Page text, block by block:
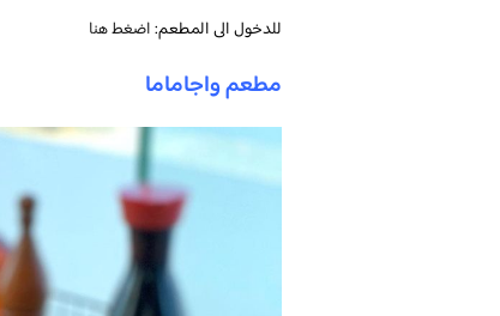
للدخول الى المطعم:اضغط هنا
مطعم واجاماما